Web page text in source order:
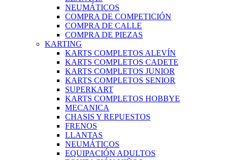
NEUMÁTICOS
COMPRA DE COMPETICIÓN
COMPRA DE CALLE
COMPRA DE PIEZAS
KARTING
KARTS COMPLETOS ALEVÍN
KARTS COMPLETOS CADETE
KARTS COMPLETOS JUNIOR
KARTS COMPLETOS SENIOR
SUPERKART
KARTS COMPLETOS HOBBYE
MECANICA
CHASIS Y REPUESTOS
FRENOS
LLANTAS
NEUMÁTICOS
EQUIPACIÓN ADULTOS